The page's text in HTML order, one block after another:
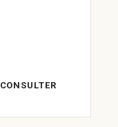
CONSULTER